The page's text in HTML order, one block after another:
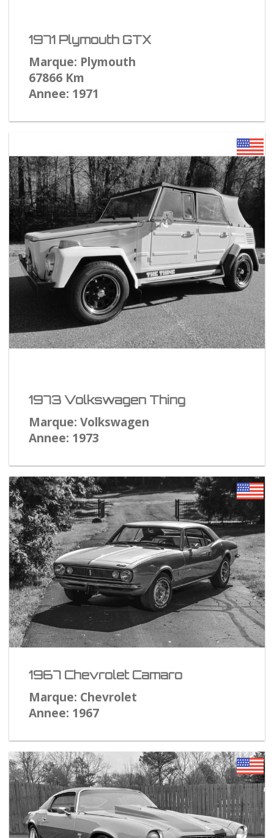
1971 Plymouth GTX
Marque: Plymouth
67866 Km
Annee: 1971
1973 Volkswagen Thing
Marque: Volkswagen
Annee: 1973
1967 Chevrolet Camaro
Marque: Chevrolet
Annee: 1967